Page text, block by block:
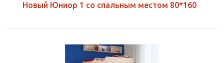
Новый Юниор 1 со спальным местом 80*160